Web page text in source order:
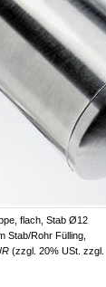
flach, Stab Ø12
Stab/Rohr Fülling,
(zzgl. 20% USt. zzgl.